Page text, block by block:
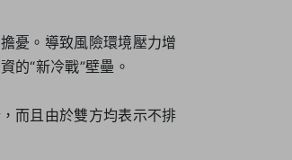
憂。導致風險環境壓力增
的“新冷戰”壁壘。
而且由於雙方均表示不排